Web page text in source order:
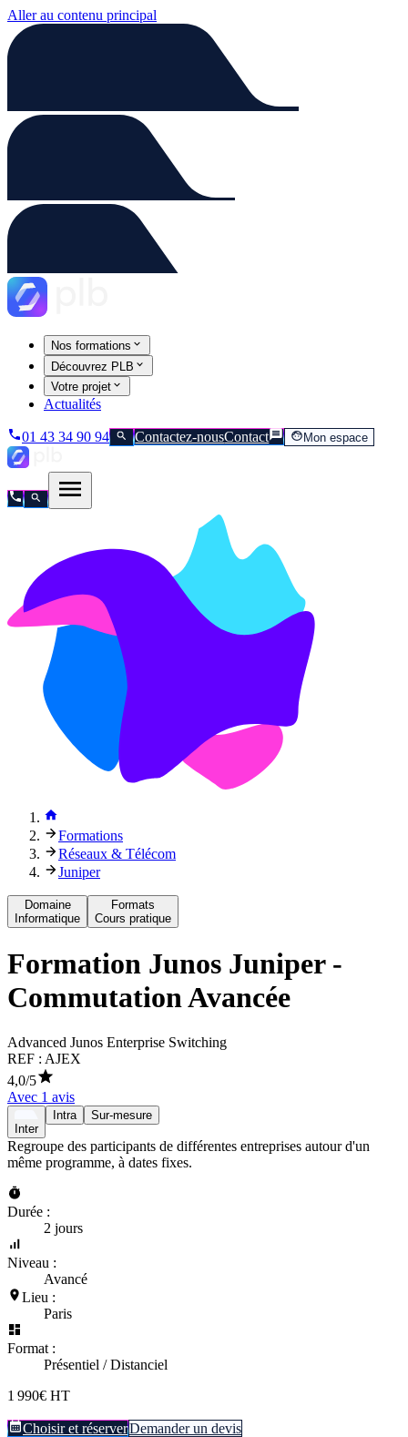
Aller au contenu principal
Nos formations
Découvrez PLB
Votre projet
Actualités
01 43 34 90 94 Contactez-nousContact Mon espace
Formations
Réseaux & Télécom
Juniper
Domaine
Informatique
Formats
Cours pratique
Formation Junos Juniper -
Commutation Avancée
Advanced Junos Enterprise Switching
REF : AJEX
4,0/5
Avec 1 avis
Inter
Intra Sur-mesure
Regroupe des participants de différentes entreprises autour d'un
même programme, à dates fixes.
Durée :
2 jours
Niveau :
Avancé
Lieu :
Paris
Format :
Présentiel / Distanciel
1 990€ HT
Choisir et réserverDemander un devis